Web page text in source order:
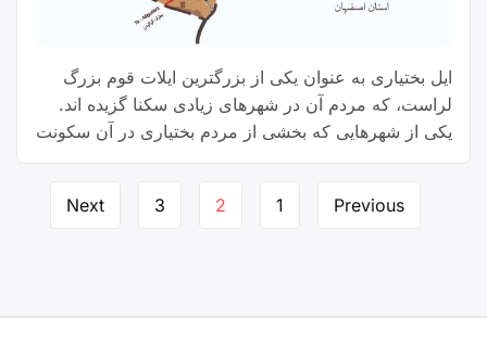
ایل بختیاری به عنوان یکی از بزرگترین ایلات قوم بزرگ
لراست، که‌ مردم آن در شهرهای زیادی سکنا گزیده اند.
یکی از شهرهایی که بخشی از مردم بختیاری در آن سکونت
Page
Previous
1
2
3
Next